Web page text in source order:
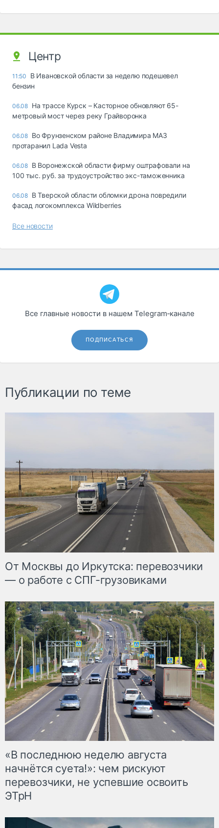
Центр
11:50
В Ивановской области за неделю подешевел
бензин
06.08 На трассе Курск – Касторное обновляют 65-
метровый мост через реку Грайворонка
06.08 Во Фрунзенском районе Владимира МАЗ
протаранил Lada Vesta
06.08 В Воронежской области фирму оштрафовали на
100 тыс. руб. за трудоустройство экс-таможенника
06.08 В Тверской области обломки дрона повредили
фасад логокомплекса Wildberries
Все новости
Все главные новости в нашем Telegram‑канале
ПОДПИСАТЬСЯ
Публикации по теме
От Москвы до Иркутска: перевозчики
— о работе с СПГ-грузовиками
«В последнюю неделю августа
начнётся суета!»: чем рискуют
перевозчики, не успевшие освоить
ЭТрН